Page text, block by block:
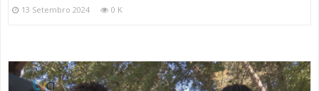
13 Setembro 2024 0 K